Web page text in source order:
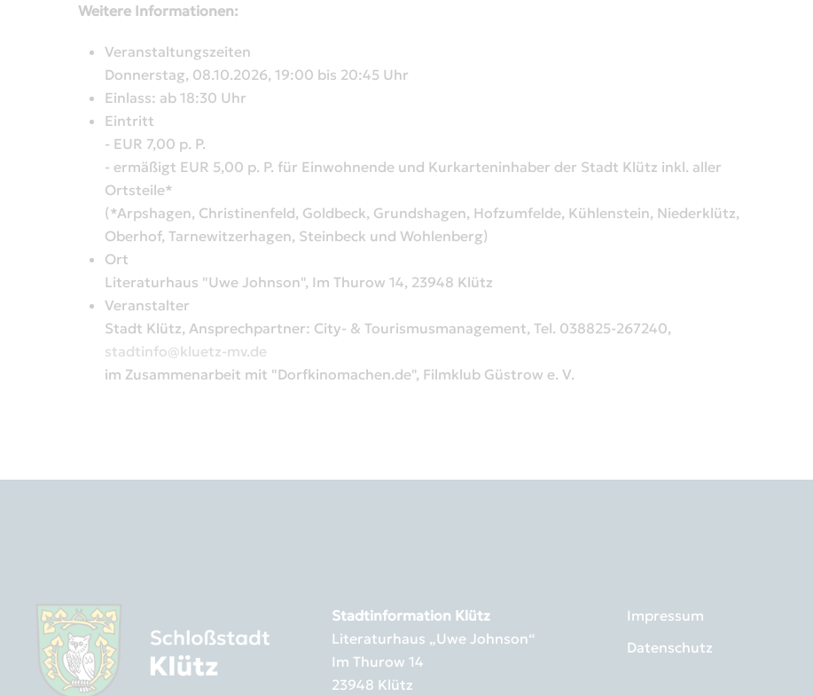
Weitere Informationen:
Veranstaltungszeiten
Donnerstag, 08.10.2026, 19:00 bis 20:45 Uhr
Einlass: ab 18:30 Uhr
Eintritt
- EUR 7,00 p. P.
- ermäßigt EUR 5,00 p. P. für Einwohnende und Kurkarteninhaber der Stadt Klütz inkl. aller
Ortsteile*
(*Arpshagen, Christinenfeld, Goldbeck, Grundshagen, Hofzumfelde, Kühlenstein, Niederklütz,
Oberhof, Tarnewitzerhagen, Steinbeck und Wohlenberg)
Ort
Literaturhaus "Uwe Johnson", Im Thurow 14, 23948 Klütz
Veranstalter
Stadt Klütz, Ansprechpartner: City- & Tourismusmanagement, Tel. 038825-267240,
stadtinfo@kluetz-mv.de
im Zusammenarbeit mit "Dorfkinomachen.de", Filmklub Güstrow e. V.
Stadtinformation Klütz
Literaturhaus „Uwe Johnson“
Im Thurow 14
23948 Klütz
Impressum
Datenschutz